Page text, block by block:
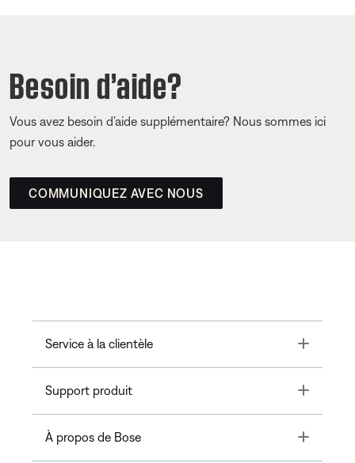
Besoin d’aide?
Vous avez besoin d’aide supplémentaire? Nous sommes ici
pour vous aider.
COMMUNIQUEZ AVEC NOUS
Service à la clientèle Toggle
Support produit Toggle
À propos de Bose Toggle